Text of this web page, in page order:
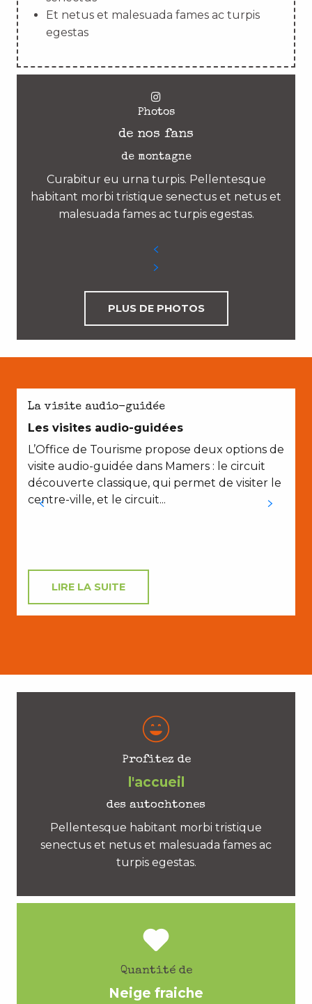
Et netus et malesuada fames ac turpis
egestas
Photos
de nos fans
de montagne
Curabitur eu urna turpis. Pellentesque
habitant morbi tristique senectus et netus et
malesuada fames ac turpis egestas.
PLUS DE PHOTOS
La visite audio-guidée
Les visites audio-guidées
L’Office de Tourisme propose deux options de
visite audio-guidée dans Mamers : le circuit
découverte classique, qui permet de visiter le
centre-ville, et le circuit...
LIRE LA SUITE
Profitez de
l'accueil
des autochtones
Pellentesque habitant morbi tristique
senectus et netus et malesuada fames ac
turpis egestas.
Quantité de
Neige fraiche